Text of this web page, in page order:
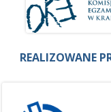
REALIZOWANE